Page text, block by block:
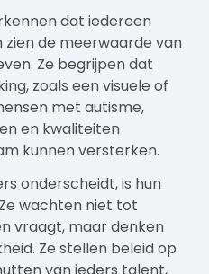
dat iedereen
de meerwaarde van
Ze begrijpen dat
zoals een visuele of
met autisme,
en kwaliteiten
kunnen versterken.
onderscheidt, is hun
wachten niet tot
vraagt, maar denken
Ze stellen beleid op
van ieders talent,